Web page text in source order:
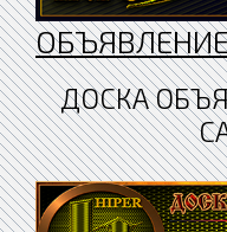
ДОСКА